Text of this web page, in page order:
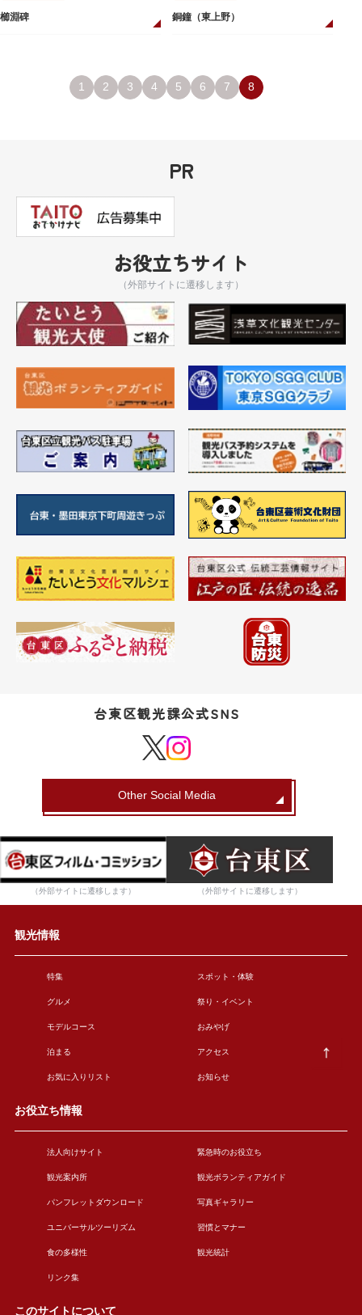
櫛淵碑 銅鐘（東上野）
1 2 3 4 5 6 7 8
PR
お役立ちサイト
（外部サイトに遷移します）
台東区観光課公式SNS
Other Social Media
（外部サイトに遷移します） （外部サイトに遷移します）
観光情報
特集 スポット・体験
グルメ 祭り・イベント
モデルコース おみやげ
泊まる アクセス
お気に入りリスト お知らせ
お役立ち情報
法人向けサイト 緊急時のお役立ち
観光案内所 観光ボランティアガイド
パンフレットダウンロード 写真ギャラリー
ユニバーサルツーリズム 習慣とマナー
食の多様性 観光統計
リンク集
このサイトについて